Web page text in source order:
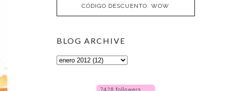
CÓDIGO DESCUENTO: WOW
BLOG ARCHIVE